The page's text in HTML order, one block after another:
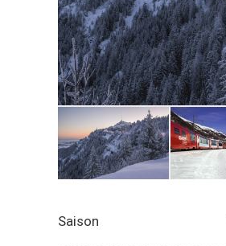
Saison